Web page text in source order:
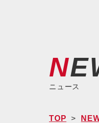
ニュース
TOP